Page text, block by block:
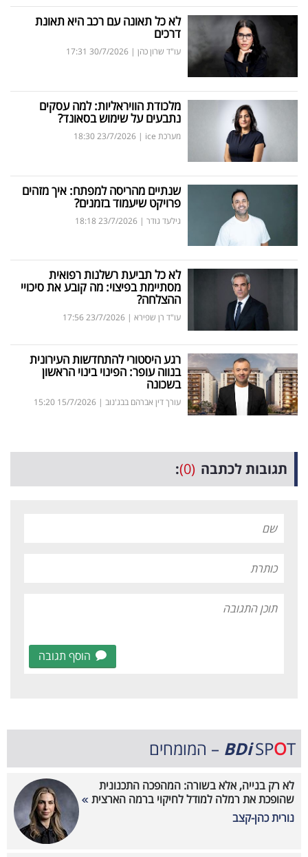
פרסמו
לא כל תאונה עם רכב היא תאונת
דרכים
עו"ד שרון כהן |
30/7/2026
17:31
מלכודת הוויראליות: למה עסקים
נתבעים על שימוש בסאונד?
מערכת ice |
23/7/2026
18:30
שנתיים מהריסה למפתח: איך מזהים
פרויקט שיעמוד בזמנים?
גילעד גודר |
23/7/2026
18:18
לא כל תביעת רשלנות רפואית
מסתיימת בפיצוי: מה קובע את סיכויי
ההצלחה?
עו"ד רן שפירא |
23/7/2026
17:56
רגע היסטורי להתחדשות העירונית
בנווה עופר: הפינוי בינוי הראשון
בשכונה
עורך דין אברהם בבג'נוב |
15/7/2026
15:20
תגובות לכתבה (0)
:
הוסף תגובה
BDiSPOT – המומחים
לא רק בנייה, אלא בשורה: המהפכה התכנונית
שהופכת את רמלה למודל לחיקוי ברמה הארצית
נורית כהן-קצב